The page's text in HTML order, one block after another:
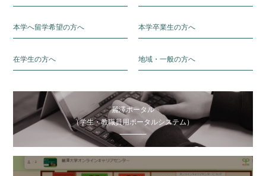
本学へ留学希望の方へ 本学卒業生の方へ
在学生の方へ 地域・一般の方へ
麗澤ポータル
（学生・教職員用ポータルシステム）